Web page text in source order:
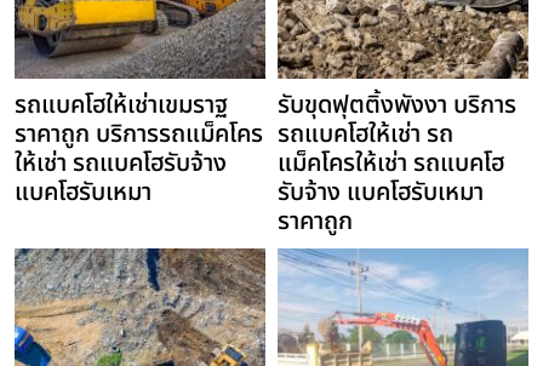
รถแบคโฮให้เช่าเขมราฐ
ราคาถูก บริการรถแม็คโคร
ให้เช่า รถแบคโฮรับจ้าง
แบคโฮรับเหมา
รับขุดฟุตติ้งพังงา บริการ
รถแบคโฮให้เช่า รถ
แม็คโครให้เช่า รถแบคโฮ
รับจ้าง แบคโฮรับเหมา
ราคาถูก